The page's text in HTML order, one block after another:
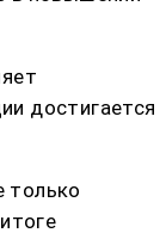
достигается
только